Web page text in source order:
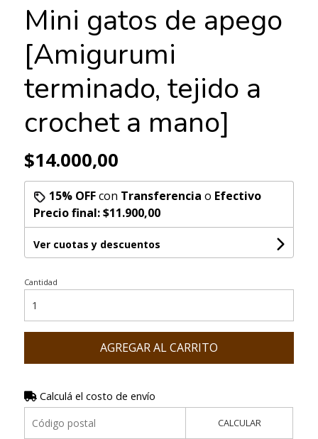
Mini gatos de apego
[Amigurumi
terminado, tejido a
crochet a mano]
$14.000,00
15% OFFcon Transferencia o Efectivo
Precio final:$11.900,00
Ver cuotas y descuentos
Cantidad
AGREGAR AL CARRITO
Calculá el costo de envío
CALCULAR